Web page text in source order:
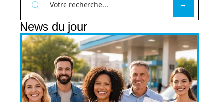
News du jour